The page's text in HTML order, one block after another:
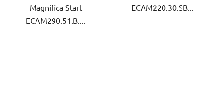
Magnifica Start
ECAM290.51.B....
ECAM220.30.SB...